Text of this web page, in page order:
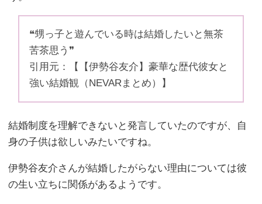
❝甥っ子と遊んでいる時は結婚したいと無茶
苦茶思う❞
引用元：【【伊勢谷友介】豪華な歴代彼女と
強い結婚観（NEVARまとめ）】
結婚制度を理解できないと発言していたのですが、自
身の子供は欲しいみたいですね。
伊勢谷友介さんが結婚したがらない理由については彼
の生い立ちに関係があるようです。